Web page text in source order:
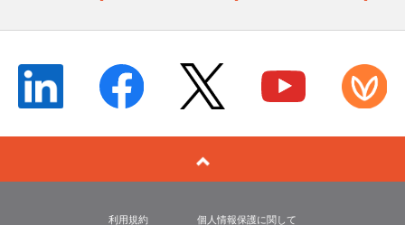
利用規約 個人情報保護に関して